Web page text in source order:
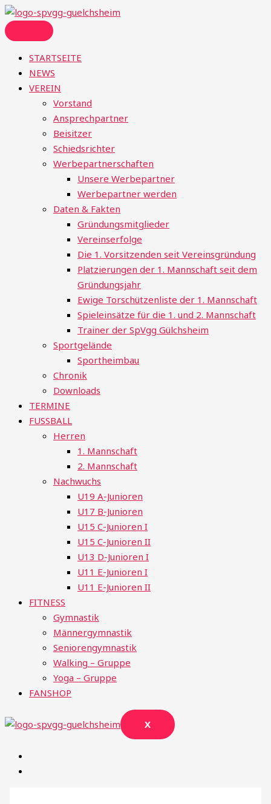
Zum
Inhalt
springen
STARTSEITE
NEWS
VEREIN
Vorstand
Ansprechpartner
Beisitzer
Schiedsrichter
Werbepartnerschaften
Unsere Werbepartner
Werbepartner werden
Daten & Fakten
Gründungsmitglieder
Vereinserfolge
Die 1. Vorsitzenden seit Vereinsgründung
Platzierungen der 1. Mannschaft seit dem
Gründungsjahr
Ewige Torschützenliste der 1. Mannschaft
Spieleinsätze für die 1. und 2. Mannschaft
Trainer der SpVgg Gülchsheim
Sportgelände
Sportheimbau
Chronik
Downloads
TERMINE
FUSSBALL
Herren
1. Mannschaft
2. Mannschaft
Nachwuchs
U19 A-Junioren
U17 B-Junioren
U15 C-Junioren I
U15 C-Junioren II
U13 D-Junioren I
U11 E-Junioren I
U11 E-Junioren II
FITNESS
Gymnastik
Männergymnastik
Seniorengymnastik
Walking – Gruppe
Yoga – Gruppe
FANSHOP
X
Menü